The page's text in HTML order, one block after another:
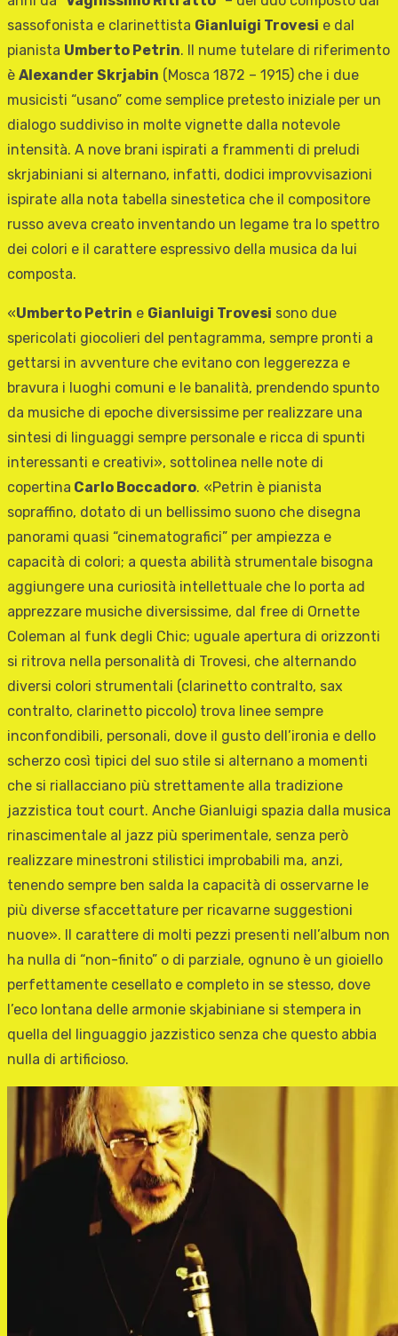
sassofonista e clarinettista Gianluigi Trovesi e dal
pianista Umberto Petrin. Il nume tutelare di riferimento
è Alexander Skrjabin (Mosca 1872 – 1915) che i due
musicisti “usano” come semplice pretesto iniziale per un
dialogo suddiviso in molte vignette dalla notevole
intensità. A nove brani ispirati a frammenti di preludi
skrjabiniani si alternano, infatti, dodici improvvisazioni
ispirate alla nota tabella sinestetica che il compositore
russo aveva creato inventando un legame tra lo spettro
dei colori e il carattere espressivo della musica da lui
composta.
«Umberto Petrin e Gianluigi Trovesi sono due
spericolati giocolieri del pentagramma, sempre pronti a
gettarsi in avventure che evitano con leggerezza e
bravura i luoghi comuni e le banalità, prendendo spunto
da musiche di epoche diversissime per realizzare una
sintesi di linguaggi sempre personale e ricca di spunti
interessanti e creativi», sottolinea nelle note di
copertina Carlo Boccadoro. «Petrin è pianista
sopraffino, dotato di un bellissimo suono che disegna
panorami quasi “cinematografici” per ampiezza e
capacità di colori; a questa abilità strumentale bisogna
aggiungere una curiosità intellettuale che lo porta ad
apprezzare musiche diversissime, dal free di Ornette
Coleman al funk degli Chic; uguale apertura di orizzonti
si ritrova nella personalità di Trovesi, che alternando
diversi colori strumentali (clarinetto contralto, sax
contralto, clarinetto piccolo) trova linee sempre
inconfondibili, personali, dove il gusto dell’ironia e dello
scherzo così tipici del suo stile si alternano a momenti
che si riallacciano più strettamente alla tradizione
jazzistica tout court. Anche Gianluigi spazia dalla musica
rinascimentale al jazz più sperimentale, senza però
realizzare minestroni stilistici improbabili ma, anzi,
tenendo sempre ben salda la capacità di osservarne le
più diverse sfaccettature per ricavarne suggestioni
nuove». Il carattere di molti pezzi presenti nell’album non
ha nulla di “non-finito” o di parziale, ognuno è un gioiello
perfettamente cesellato e completo in se stesso, dove
l’eco lontana delle armonie skjabiniane si stempera in
quella del linguaggio jazzistico senza che questo abbia
nulla di artificioso.